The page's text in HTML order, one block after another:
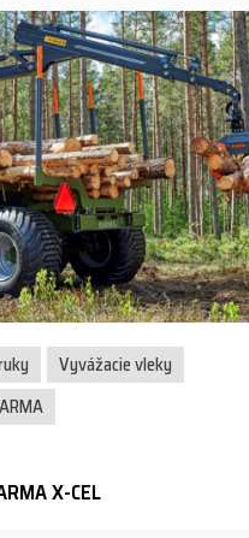
Vyvážacie vleky
X-CEL